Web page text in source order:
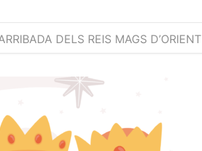
DELS REIS MAGS D’ORIENT